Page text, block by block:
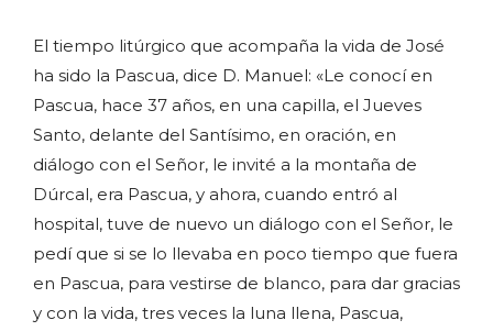
El tiempo litúrgico que acompaña la vida de José
ha sido la Pascua, dice D. Manuel: «Le conocí en
Pascua, hace 37 años, en una capilla, el Jueves
Santo, delante del Santísimo, en oración, en
diálogo con el Señor, le invité a la montaña de
Dúrcal, era Pascua, y ahora, cuando entró al
hospital, tuve de nuevo un diálogo con el Señor, le
pedí que si se lo llevaba en poco tiempo que fuera
en Pascua, para vestirse de blanco, para dar gracias
y con la vida, tres veces la luna llena, Pascua,